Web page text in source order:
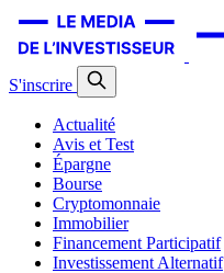
S'inscrire
Actualité
Avis et Test
Épargne
Bourse
Cryptomonnaie
Immobilier
Financement Participatif
Investissement Alternatif